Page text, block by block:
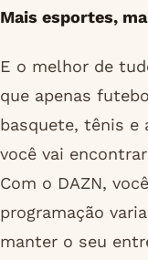
Mais esportes,
E o melhor de
que apenas
basquete, tênis e
você vai
Com o DAZN,
programação
manter o seu